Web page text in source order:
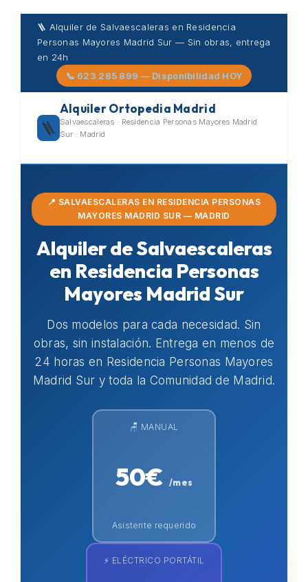
Skip
content
🪜 Alquiler de Salvaescaleras en Residencia
Personas Mayores Madrid Sur — Sin obras, entrega
en 24h
📞 623 285 899 — Disponibilidad HOY
🪜
Alquiler Ortopedia Madrid
Salvaescaleras · Residencia Personas Mayores Madrid
Sur · Madrid
📍 SALVAESCALERAS EN RESIDENCIA PERSONAS
MAYORES MADRID SUR — MADRID
Alquiler de Salvaescaleras
en Residencia Personas
Mayores Madrid Sur
Dos modelos para cada necesidad. Sin
obras, sin instalación. Entrega en menos de
24 horas en Residencia Personas Mayores
Madrid Sur y toda la Comunidad de Madrid.
🪑 MANUAL
50€ /mes
Asistente requerido
⚡ ELÉCTRICO PORTÁTIL